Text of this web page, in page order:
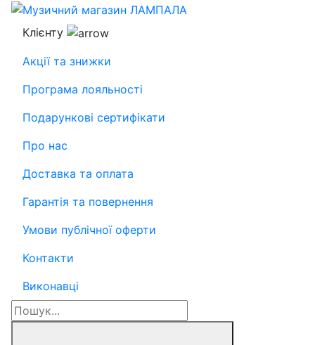
Клієнту
Акції та знижки
Програма лояльності
Подарункові сертифікати
Про нас
Доставка та оплата
Гарантія та повернення
Умови публічної оферти
Контакти
Виконавці